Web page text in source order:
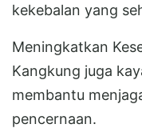
kekebalan yang
Meningkatkan
Kangkung juga
membantu
pencernaan.